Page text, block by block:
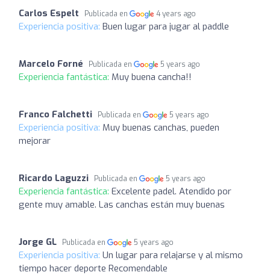
Carlos Espelt Publicada en 4 years ago
Experiencia positiva: Buen lugar para jugar al paddle
Marcelo Forné Publicada en 5 years ago
Experiencia fantástica: Muy buena cancha!!
Franco Falchetti Publicada en 5 years ago
Experiencia positiva: Muy buenas canchas, pueden
mejorar
Ricardo Laguzzi Publicada en 5 years ago
Experiencia fantástica: Excelente padel. Atendido por
gente muy amable. Las canchas están muy buenas
Jorge GL Publicada en 5 years ago
Experiencia positiva: Un lugar para relajarse y al mismo
tiempo hacer deporte Recomendable